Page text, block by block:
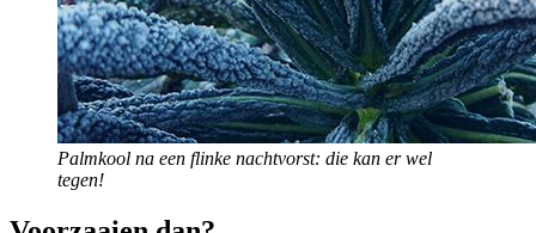
Palmkool na een flinke nachtvorst: die kan er wel
tegen!